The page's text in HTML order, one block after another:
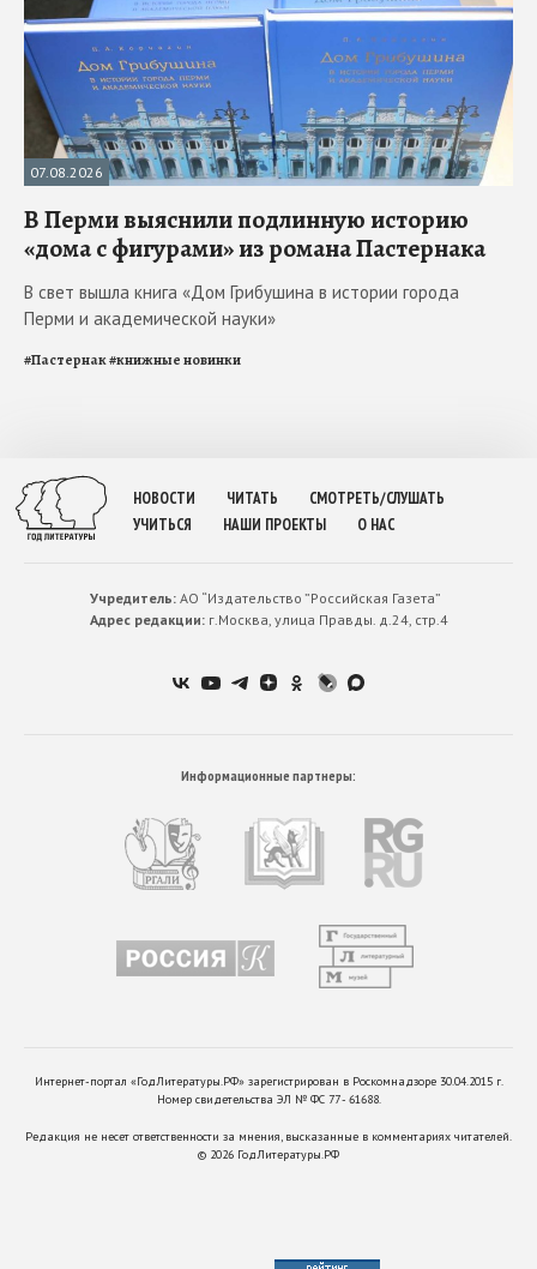
07.08.2026
В Перми выяснили подлинную историю
«дома с фигурами» из романа Пастернака
В свет вышла книга «Дом Грибушина в истории города
Перми и академической науки»
#Пастернак#книжные новинки
НОВОСТИ ЧИТАТЬ
СМОТРЕТЬ/СЛУШАТЬ
УЧИТЬСЯ
НАШИ ПРОЕКТЫ О НАС
Учредитель:АО “Издательство ”Российская Газета”
Адрес редакции:г.Москва, улица Правды. д.24, стр.4
Информационные партнеры:
Интернет-портал «ГодЛитературы.РФ» зарегистрирован в Роскомнадзоре 30.04.2015 г.
Номер свидетельства ЭЛ № ФС 77 - 61688.
Редакция не несет ответственности за мнения, высказанные в комментариях читателей.
© 2026 ГодЛитературы.РФ